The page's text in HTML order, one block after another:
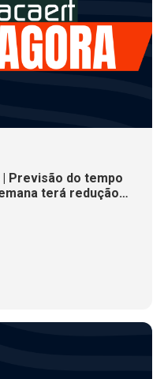
| Previsão do tempo
terá redução